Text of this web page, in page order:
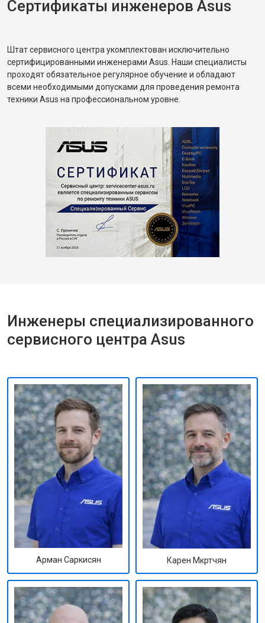
Сертификаты инженеров Asus
Штат сервисного центра укомплектован исключительно
сертифицированными инженерами Asus. Наши специалисты
проходят обязательное регулярное обучение и обладают
всеми необходимыми допусками для проведения ремонта
техники Asus на профессиональном уровне.
Инженеры специализированного
сервисного центра Asus
Арман Саркисян Карен Мкртчян